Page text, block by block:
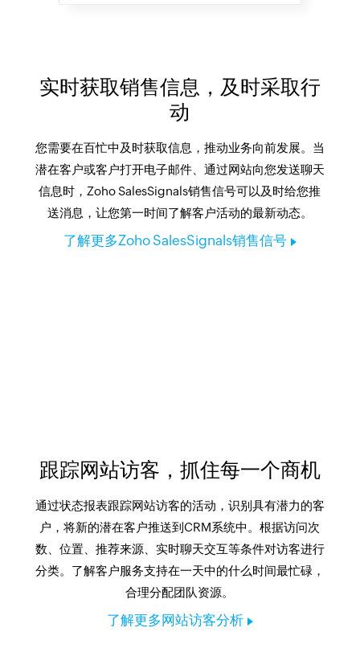
实时获取销售信息，及时采取行
动
您需要在百忙中及时获取信息，推动业务向前发展。当
潜在客户或客户打开电子邮件、通过网站向您发送聊天
信息时，Zoho SalesSignals销售信号可以及时给您推
送消息，让您第一时间了解客户活动的最新动态。
了解更多Zoho SalesSignals销售信号
跟踪网站访客，抓住每一个商机
通过状态报表跟踪网站访客的活动，识别具有潜力的客
户，将新的潜在客户推送到CRM系统中。根据访问次
数、位置、推荐来源、实时聊天交互等条件对访客进行
分类。了解客户服务支持在一天中的什么时间最忙碌，
合理分配团队资源。
了解更多网站访客分析